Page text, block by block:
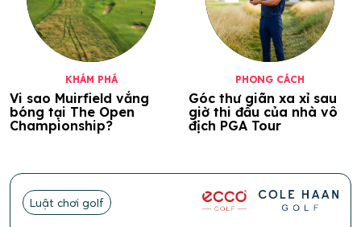
KHÁM PHÁ
Vi sao Muirfield vắng
bóng tại The Open
Championship?
PHONG CÁCH
Góc thư giãn xa xỉ sau
giờ thi đấu của nhà vô
địch PGA Tour
Luật chơi golf